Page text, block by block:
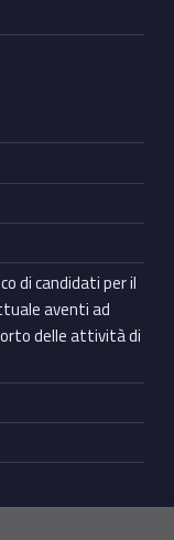
di candidati per il
aventi ad
delle attività di